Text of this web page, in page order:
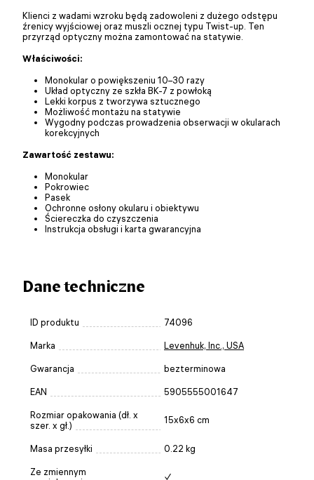
Klienci z wadami wzroku będą zadowoleni z dużego odstępu
źrenicy wyjściowej oraz muszli ocznej typu Twist-up. Ten
przyrząd optyczny można zamontować na statywie.
Właściwości:
Monokular o powiększeniu 10–30 razy
Układ optyczny ze szkła BK-7 z powłoką
Lekki korpus z tworzywa sztucznego
Możliwość montażu na statywie
Wygodny podczas prowadzenia obserwacji w okularach
korekcyjnych
Zawartość zestawu:
Monokular
Pokrowiec
Pasek
Ochronne osłony okularu i obiektywu
Ściereczka do czyszczenia
Instrukcja obsługi i karta gwarancyjna
Dane techniczne
ID produktu 74096
Marka Levenhuk, Inc., USA
Gwarancja bezterminowa
EAN 5905555001647
Rozmiar opakowania (dł. x
szer. x gł.)
15x6x6 cm
Masa przesyłki 0.22 kg
Ze zmiennym
✓